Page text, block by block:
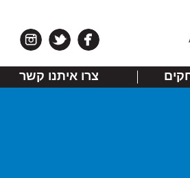
צרו איתנו קשר